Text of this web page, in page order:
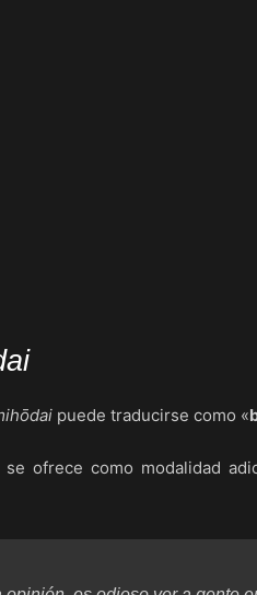
puede traducirse como «
se ofrece como modalidad